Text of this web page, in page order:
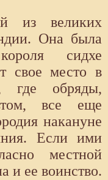
из великих
Она была
сидхе
свое место в
где обряды,
все еще
накануне
Если ими
местной
и ее воинство.